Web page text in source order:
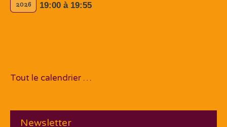
2026 19:00 à 19:55
Tout le calendrier …
Newsletter